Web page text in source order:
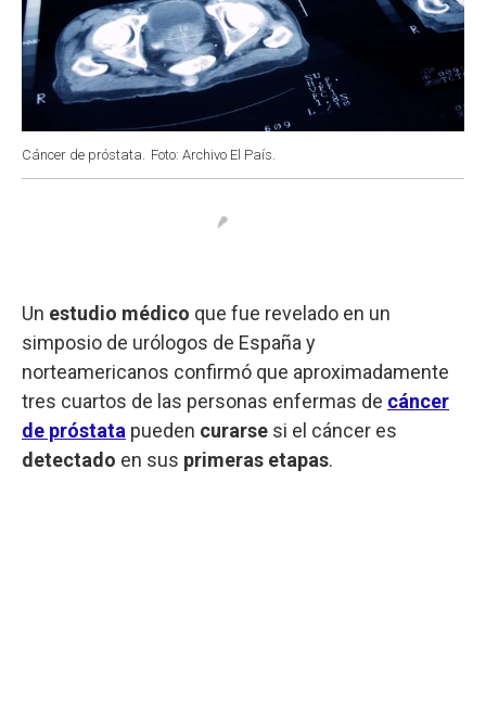
Cáncer de próstata. Foto: Archivo El País.
Un estudio médico que fue revelado en un
simposio de urólogos de España y
norteamericanos confirmó que aproximadamente
tres cuartos de las personas enfermas de cáncer
de próstata pueden curarse si el cáncer es
detectado en sus primeras etapas.